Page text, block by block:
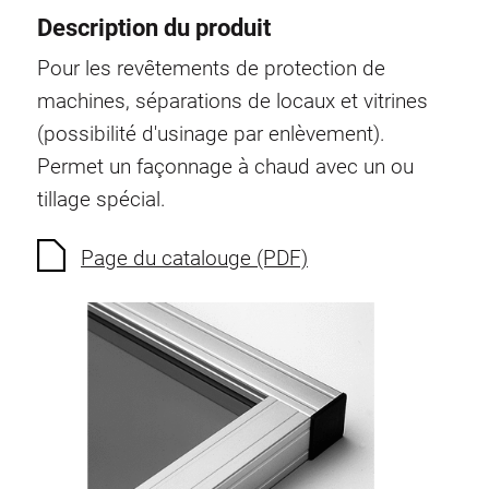
Profils en plastique
Equerres de montage
Barres de fixation
Bloc de serrage
Equerres de fixation
Vis T
Plaques taraudées
Plaques taraudées doubles
Plaques taraudées demi-rondes
Coulisseaux de serrage
Coulisseaux pivotant
Coulisseaux doubles légers
Description du produit
Pour les revêtements de protection de
machines, séparations de locaux et vitrines
(possibilité d'usinage par enlèvement).
Permet un façonnage à chaud avec un ou
tillage spécial.
Page du catalouge (PDF)